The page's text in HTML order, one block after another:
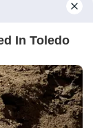
100 Nikkei 225
Bank AZ N.A.
Capital
In Toledo